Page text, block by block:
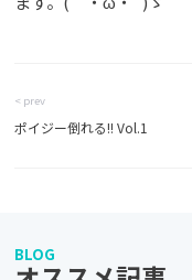
< prev
ポイジー倒れる!! Vol.1
BLOG